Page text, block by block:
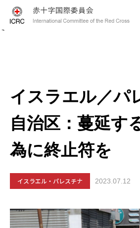
<
イスラエル／パ
自治区：蔓延す
為に終止符を
イスラエル・パレスチナ 2023.07.12